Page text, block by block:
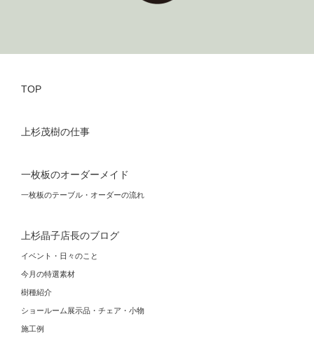
TOP
上杉茂樹の仕事
一枚板のオーダーメイド
一枚板のテーブル・オーダーの流れ
上杉晶子店長のブログ
イベント・日々のこと
今月の特選素材
樹種紹介
ショールーム展示品・チェア・小物
施工例